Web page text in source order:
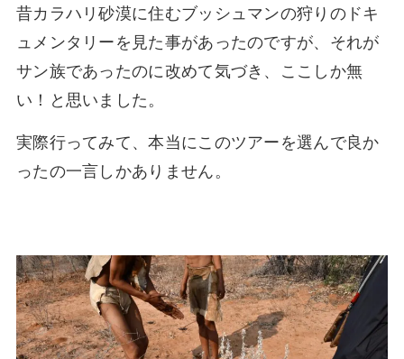
昔カラハリ砂漠に住むブッシュマンの狩りのドキ
ュメンタリーを見た事があったのですが、それが
サン族であったのに改めて気づき、ここしか無
い！と思いました。
実際行ってみて、本当にこのツアーを選んで良か
ったの一言しかありません。